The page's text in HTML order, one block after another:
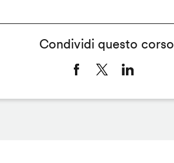
Condividi questo corso